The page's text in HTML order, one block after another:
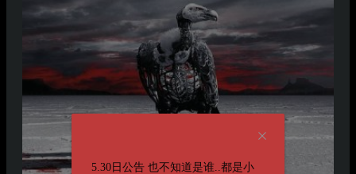
5.30日公告 也不知道是谁..都是小